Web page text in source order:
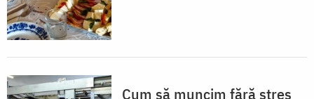
Cum să muncim fără stres